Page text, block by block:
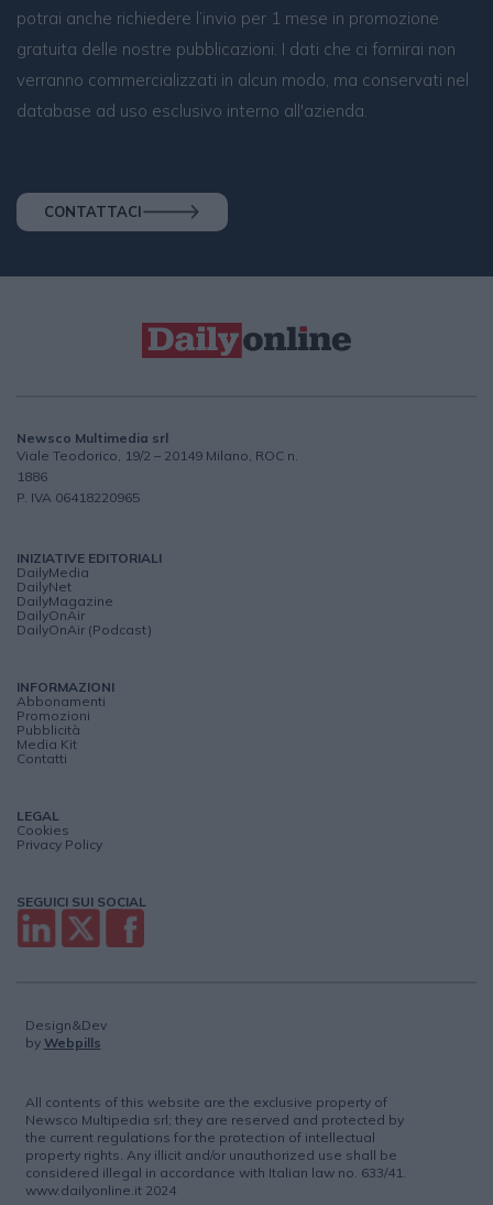
potrai anche richiedere l’invio per 1 mese in promozione
gratuita delle nostre pubblicazioni. I dati che ci fornirai non
verranno commercializzati in alcun modo, ma conservati nel
database ad uso esclusivo interno all'azienda.
CONTATTACI
Newsco Multimedia srl
Viale Teodorico, 19/2 – 20149 Milano, ROC n.
1886
P. IVA 06418220965
INIZIATIVE EDITORIALI
DailyMedia
DailyNet
DailyMagazine
DailyOnAir
DailyOnAir (Podcast)
INFORMAZIONI
Abbonamenti
Promozioni
Pubblicità
Media Kit
Contatti
LEGAL
Cookies
Privacy Policy
SEGUICI SUI SOCIAL
Design&Dev
by Webpills
All contents of this website are the exclusive property of
Newsco Multipedia srl; they are reserved and protected by
the current regulations for the protection of intellectual
property rights. Any illicit and/or unauthorized use shall be
considered illegal in accordance with Italian law no. 633/41.
www.dailyonline.it 2024